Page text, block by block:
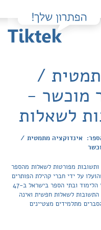
/
מוכשר -
לשאלות
אינדוקציה מתמטית /
ותשובות מפורטות לשאלות מהספר
על ידי חברי קהילת הפותרים
של Tiktek. מאגר הפתרונות מכסה את כל ספרי הלימוד ובתי הספר בישראל ב-47
התשובות לשאלות חפשית ואינה
מתלמידים מצטיינים